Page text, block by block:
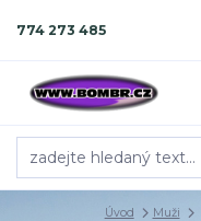
774 273 485
Úvod Muži